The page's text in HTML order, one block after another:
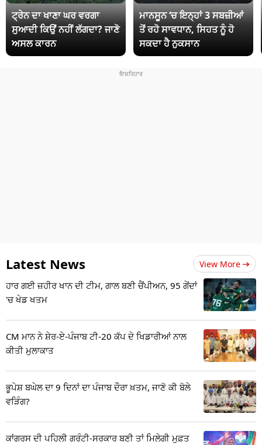
ਟ੍ਰੇਨ ਦਾ ਖਾਣਾ ਘਰ ਵਰਗਾ
ਸੁਆਦੀ ਕਿਉਂ ਨਹੀਂ ਲੱਗਦਾ? ਜਾਣੋ
ਅਸਲ ਕਾਰਨ
ਮਾਨਸੂਨ ‘ਚ ਇਨ੍ਹਾਂ 3 ਸਬਜ਼ੀਆਂ
ਤੋਂ ਰਹੋ ਸਾਵਧਾਨ, ਸਿਹਤ ਨੂੰ ਹੋ
ਸਕਦਾ ਹੈ ਨੁਕਸਾਨ
Latest News View More
ਹਾਰ ਗਈ ਜ਼ਹੀਰ ਖਾਨ ਦੀ ਟੀਮ, ਗਾਲ ਬਣੀ ਚੈਂਪੀਅਨ, 95 ਗੇਂਦਾਂ
'ਚ ਖੇਡ ਖਤਮ
CM ਮਾਨ ਨੇ ਸ਼ੇਰ-ਏ-ਪੰਜਾਬ ਟੀ-20 ਕੱਪ ਦੇ ਖਿਡਾਰੀਆਂ ਨਾਲ
ਕੀਤੀ ਮੁਲਾਕਾਤ
ਭੂਪੇਸ਼ ਬਘੇਲ ਦਾ 9 ਦਿਨਾਂ ਦਾ ਪੰਜਾਬ ਦੌਰਾ ਖ਼ਤਮ, ਜਾਣੋ ਕੀ ਬੋਲੇ
ਵੜਿੰਗ?
ਕਾਂਗਰਸ ਦੀ ਪਹਿਲੀ ਗਰੰਟੀ-ਸਰਕਾਰ ਬਣੀ ਤਾਂ ਮਿਲੇਗੀ ਮੁਫ਼ਤ